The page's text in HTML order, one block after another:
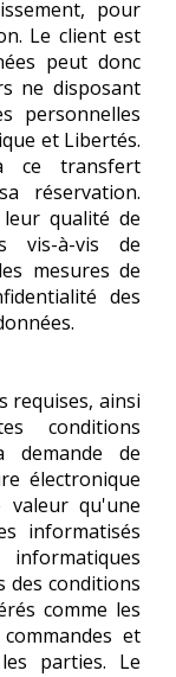
pour
Le client est
peut donc
ne disposant
personnelles
et Libertés.
ce transfert
réservation.
qualité de
vis-à-vis de
mesures de
des
requises, ainsi
conditions
de
électronique
qu'une
informatisés
des conditions
comme les
et
parties. Le